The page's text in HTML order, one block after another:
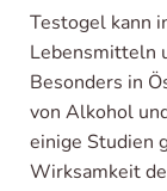
Testogel kann
Lebensmitteln
Besonders in
von Alkohol
einige Studien
Wirksamkeit